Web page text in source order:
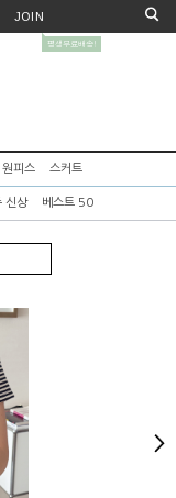
JOIN
원피스 스커트
신상 베스트 50